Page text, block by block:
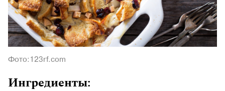
Фото:123rf.com
Ингредиенты: